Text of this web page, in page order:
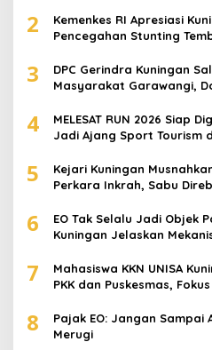
2
Kemenkes RI Apresiasi
Pencegahan Stunting
3
DPC Gerindra Kuningan
Masyarakat Garawangi,
4
MELESAT RUN 2026 Siap
Jadi Ajang Sport Tourism
5
Kejari Kuningan
Perkara Inkrah, Sabu
6
EO Tak Selalu Jadi Objek
Kuningan Jelaskan
7
Mahasiswa KKN UNISA
PKK dan Puskesmas,
8
Pajak EO: Jangan
Merugi